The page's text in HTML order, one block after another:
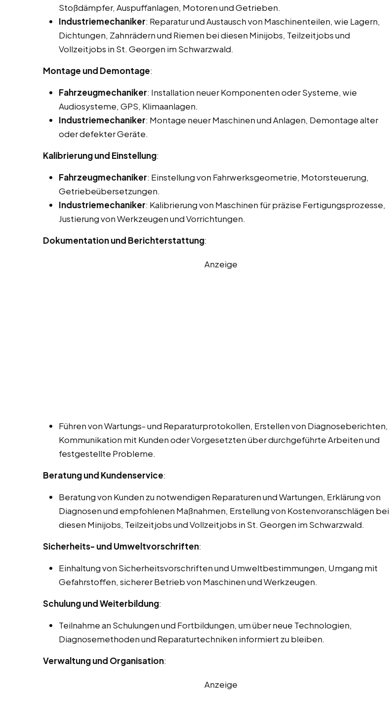
Stoßdämpfer, Auspuffanlagen, Motoren und Getrieben.
Industriemechaniker: Reparatur und Austausch von Maschinenteilen, wie Lagern,
Dichtungen, Zahnrädern und Riemen bei diesen Minijobs, Teilzeitjobs und
Vollzeitjobs in St. Georgen im Schwarzwald.
Montage und Demontage:
Fahrzeugmechaniker: Installation neuer Komponenten oder Systeme, wie
Audiosysteme, GPS, Klimaanlagen.
Industriemechaniker: Montage neuer Maschinen und Anlagen, Demontage alter
oder defekter Geräte.
Kalibrierung und Einstellung:
Fahrzeugmechaniker: Einstellung von Fahrwerksgeometrie, Motorsteuerung,
Getriebeübersetzungen.
Industriemechaniker: Kalibrierung von Maschinen für präzise Fertigungsprozesse,
Justierung von Werkzeugen und Vorrichtungen.
Dokumentation und Berichterstattung:
Anzeige
Führen von Wartungs- und Reparaturprotokollen, Erstellen von Diagnoseberichten,
Kommunikation mit Kunden oder Vorgesetzten über durchgeführte Arbeiten und
festgestellte Probleme.
Beratung und Kundenservice:
Beratung von Kunden zu notwendigen Reparaturen und Wartungen, Erklärung von
Diagnosen und empfohlenen Maßnahmen, Erstellung von Kostenvoranschlägen bei
diesen Minijobs, Teilzeitjobs und Vollzeitjobs in St. Georgen im Schwarzwald.
Sicherheits- und Umweltvorschriften:
Einhaltung von Sicherheitsvorschriften und Umweltbestimmungen, Umgang mit
Gefahrstoffen, sicherer Betrieb von Maschinen und Werkzeugen.
Schulung und Weiterbildung:
Teilnahme an Schulungen und Fortbildungen, um über neue Technologien,
Diagnosemethoden und Reparaturtechniken informiert zu bleiben.
Verwaltung und Organisation:
Anzeige